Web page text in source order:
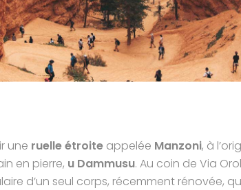
une ruelle étroite appelée Manzoni, à
en pierre, u Dammusu. Au coin de Via
d’un seul corps, récemment rénovée,